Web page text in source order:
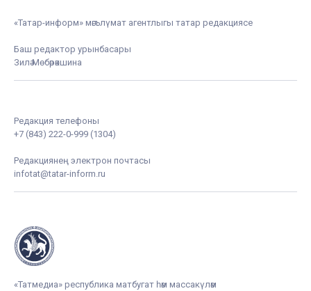
«Татар-информ» мәгълүмат агентлыгы татар редакциясе
Баш редактор урынбасары
Зилә Мөбәрәкшина
Редакция телефоны
+7 (843) 222-0-999 (1304)
Редакциянең электрон почтасы
infotat@tatar-inform.ru
«Татмедиа» республика матбугат һәм массакүләм